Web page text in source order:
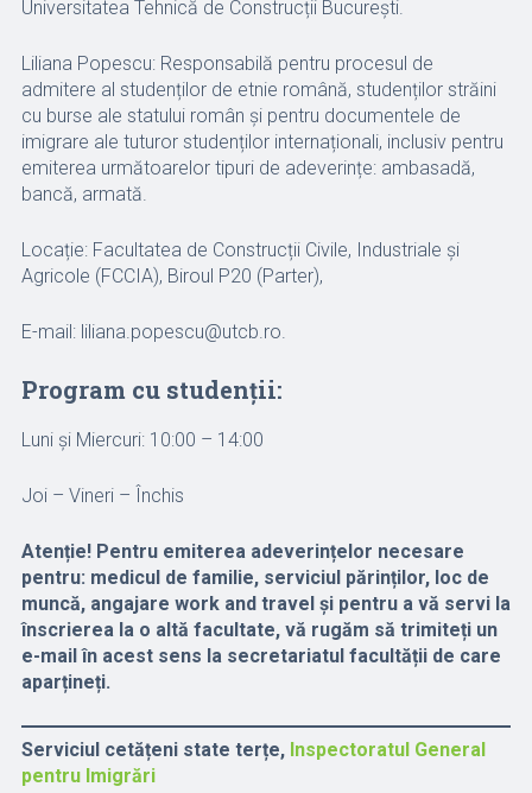
Universitatea Tehnică de Construcții București.
Liliana Popescu: Responsabilă pentru procesul de
admitere al studenților de etnie română, studenților străini
cu burse ale statului român și pentru documentele de
imigrare ale tuturor studenților internaționali, inclusiv pentru
emiterea următoarelor tipuri de adeverințe: ambasadă,
bancă, armată.
Locație: Facultatea de Construcții Civile, Industriale și
Agricole (FCCIA), Biroul P20 (Parter),
E-mail: liliana.popescu@utcb.ro.
Program cu studenții:
Luni și Miercuri: 10:00 – 14:00
Joi – Vineri – Închis
Atenție! Pentru emiterea adeverințelor necesare
pentru: medicul de familie, serviciul părinților, loc de
muncă, angajare work and travel și pentru a vă servi la
înscrierea la o altă facultate, vă rugăm să trimiteți un
e-mail în acest sens la secretariatul facultății de care
aparțineți.
Serviciul cetățeni state terțe, Inspectoratul General
pentru Imigrări